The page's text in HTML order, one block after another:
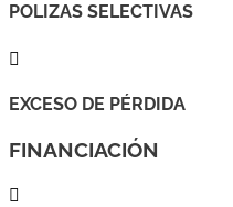
POLIZAS SELECTIVAS

EXCESO DE PÉRDIDA
FINANCIACIÓN
